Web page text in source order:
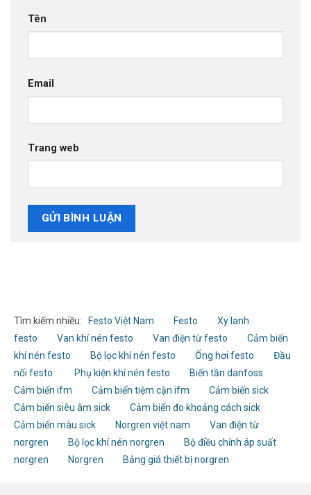
Tên
Email
Trang web
Tìm kiếm nhiều: Festo Việt Nam Festo
Xy lanh
festo
Van khí nén festo Van điện từ festo
Cảm biến
khí nén festo
Bộ lọc khí nén festo Ống hơi festo
Đầu
nối festo
Phụ kiện khí nén festo
Biến tần danfoss
Cảm biến ifm
Cảm biến tiệm cận ifm
Cảm biến sick
Cảm biến siêu âm sick
Cảm biến đo khoảng cách sick
Cảm biến màu sick
Norgren việt nam
Van điện từ
norgren
Bộ lọc khí nén norgren
Bộ điều chỉnh áp suất
norgren
Norgren Bảng giá thiết bị norgren